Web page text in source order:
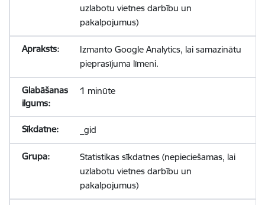
uzlabotu vietnes darbību un
pakalpojumus)
Izmanto Google Analytics, lai samazinātu
pieprasījuma līmeni.
1 minūte
_gid
Statistikas sīkdatnes (nepieciešamas, lai
uzlabotu vietnes darbību un
pakalpojumus)